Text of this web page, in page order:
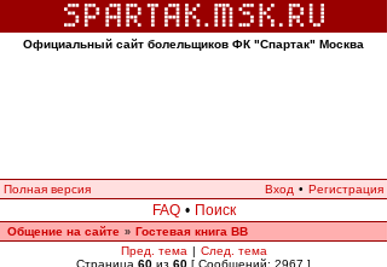
Официальный сайт болельщиков ФК "Спартак" Москва
Полная версия Вход • Регистрация
FAQ • Поиск
Общение на сайте » Гостевая книга ВВ
Пред. тема | След. тема
Страница 60 из 60 [ Сообщений: 2967 ]